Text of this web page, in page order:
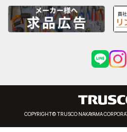
COPYRIGHT© TRUSCO NAKAYAMA